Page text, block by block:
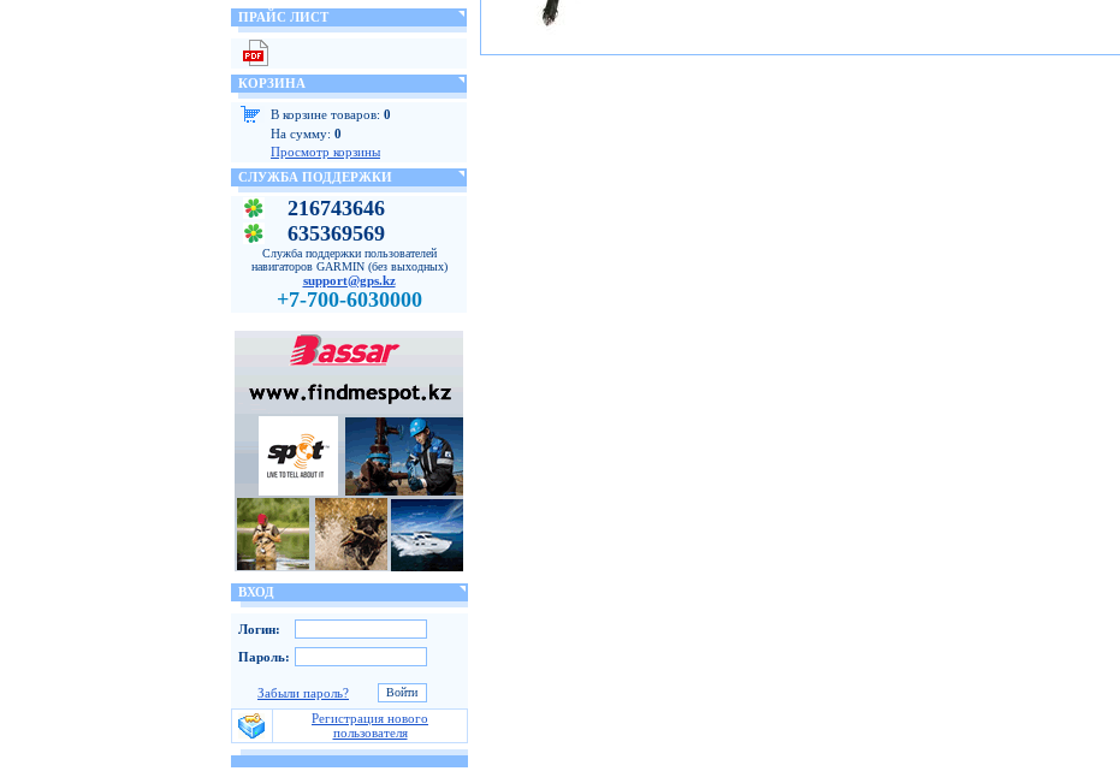
ПРАЙС ЛИСТ
КОРЗИНА
В корзине товаров: 0
На сумму: 0
Просмотр корзины
СЛУЖБА ПОДДЕРЖКИ
216743646
635369569
Служба поддержки пользователей
навигаторов GARMIN (без выходных)
support@gps.kz
+7-700-6030000
ВХОД
Логин:
Пароль:
Забыли пароль?
Регистрация нового
пользователя